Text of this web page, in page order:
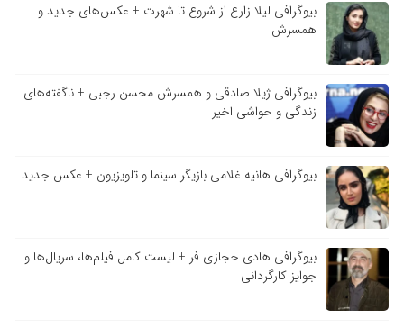
بیوگرافی لیلا زارع از شروع تا شهرت + عکس‌های جدید و
همسرش
بیوگرافی ژیلا صادقی و همسرش محسن رجبی + ناگفته‌های
زندگی و حواشی اخیر
بیوگرافی هانیه غلامی بازیگر سینما و تلویزیون + عکس جدید
بیوگرافی هادی حجازی فر + لیست کامل فیلم‌ها، سریال‌ها و
جوایز کارگردانی